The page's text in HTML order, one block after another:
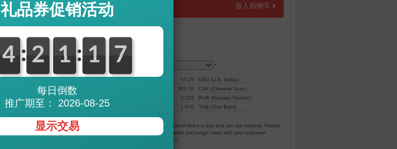
放入购物车
*
55,25
USD (U.S. Dollar)
387,76
CNY (Chinese Yuan)
3.528
RUB (Russian Rouble)
75,16
1.670 THB (Thai Baht)
* Exchange rates are updated several times a day and are not binding. Please
note that there may be less favorable exchange rates with your payment
provider (PayPal, credit cards, EC).
礼品券促销活动
0
4
4 : 0
2
2 0
1
1 : 2
1
1 7
6
7
每日倒数
推广期至： 2026-08-25
显示交易